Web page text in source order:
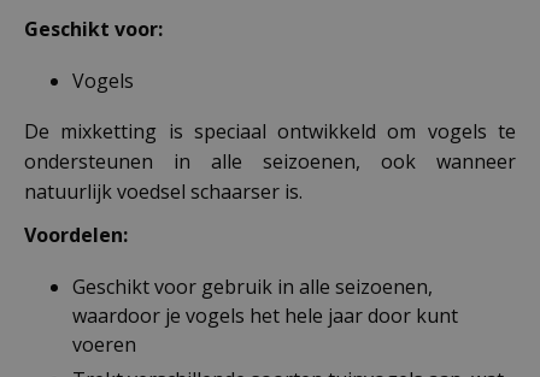
Geschikt voor:
Vogels
De mixketting is speciaal ontwikkeld om vogels te
ondersteunen in alle seizoenen, ook wanneer
natuurlijk voedsel schaarser is.
Voordelen:
Geschikt voor gebruik in alle seizoenen,
waardoor je vogels het hele jaar door kunt
voeren